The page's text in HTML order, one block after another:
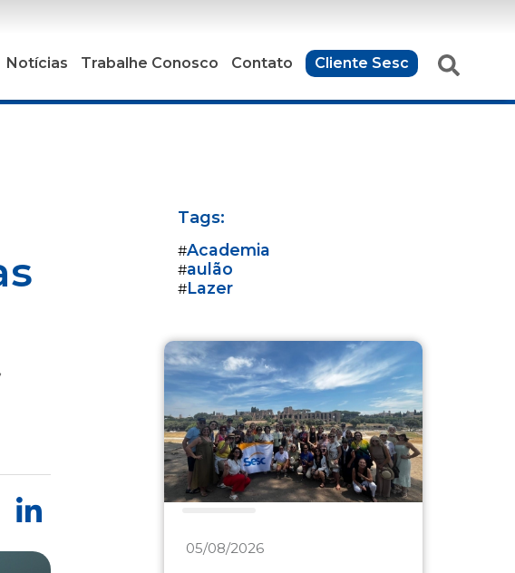
Notícias Trabalhe Conosco Contato Cliente Sesc
Tags:
#Academia
#aulão
#Lazer
05/08/2026